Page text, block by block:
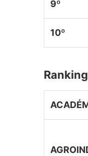
9º
10º